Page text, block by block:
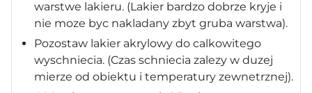
warstwe lakieru. (Lakier bardzo dobrze kryje i
nie moze byc nakladany zbyt gruba warstwa).
Pozostaw lakier akrylowy do calkowitego
wyschniecia. (Czas schniecia zalezy w duzej
mierze od obiektu i temperatury zewnetrznej).